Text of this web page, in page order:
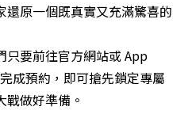
還原一個既真實又充滿驚喜的
只要前往官方網站或 App
成預約，即可搶先鎖定專屬
做好準備。